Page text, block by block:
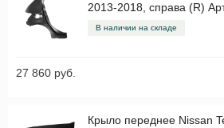
2013-2018, справа (R)
В наличии на складе
27 860 руб.
Крыло переднее Nissan Terrano (D10) 2014-